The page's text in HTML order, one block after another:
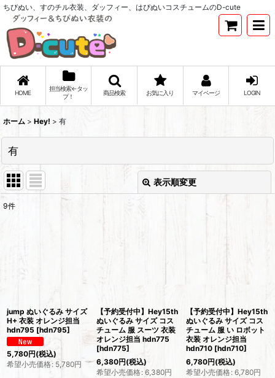
ちびぬい、すのチル衣装、ダッフィー、はぴぬいコスチュームのD-cute
HOME
担当検索←タッ
プ！
商品検索 お気に入り マイページ LOGIN
ホーム > Hey! > 有
有
表示順変更
9件
jump ぬいぐるみ サイズ
H+ 衣装 オレンジ担当
hdn795 [hdn795]
5,780円(税込)
希望小売価格: 5,780円
【予約受付中】Hey15th
ぬいぐるみ サイズ コス
チューム 服 スーツ 衣装
オレンジ担当 hdn775
[hdn775]
6,380円(税込)
希望小売価格: 6,380円
【予約受付中】Hey15th
ぬいぐるみ サイズ コス
チューム 服 い ロボット
衣装 オレンジ担当
hdn710 [hdn710]
6,780円(税込)
希望小売価格: 6,780円